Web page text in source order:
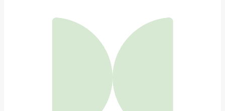
Футболка «Ретрокомпьютеры»
2 590 ₽
Добавить в вишлист